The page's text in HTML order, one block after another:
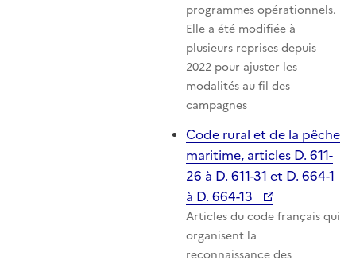
programmes opérationnels.
Elle a été modifiée à
plusieurs reprises depuis
2022 pour ajuster les
modalités au fil des
campagnes
Code rural et de la pêche
maritime, articles D. 611-
26 à D. 611-31 et D. 664-1
à D. 664-13
Articles du code français qui
organisent la
reconnaissance des